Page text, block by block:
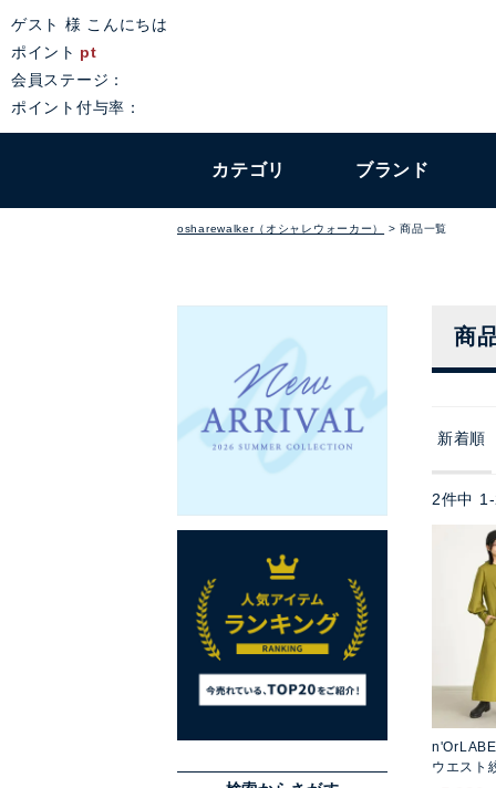
ゲスト 様 こんにちは
ポイント pt
会員ステージ：
ポイント付与率：
カテゴリ ブランド
osharewalker（オシャレウォーカー） 商品一覧
商
新着順
2件中 1 -
ウエスト